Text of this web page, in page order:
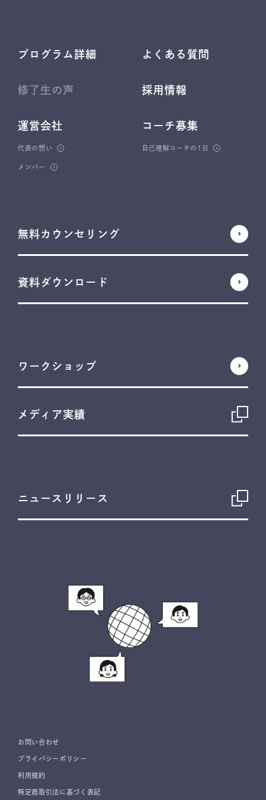
プログラム詳細
修了生の声
運営会社
代表の想い
メンバー
よくある質問
採用情報
コーチ募集
自己理解コーチの1日
無料カウンセリング
資料ダウンロード
ワークショップ
メディア実績
ニュースリリース
お問い合わせ
プライバシーポリシー
利用規約
特定商取引法に基づく表記